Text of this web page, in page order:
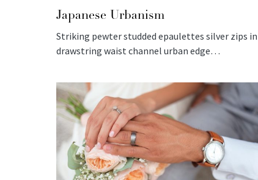
Japanese Urbanism
Striking pewter studded epaulettes silver zips
drawstring waist channel urban edge…